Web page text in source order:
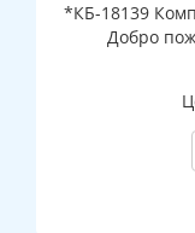
*КБ-18139
Добро